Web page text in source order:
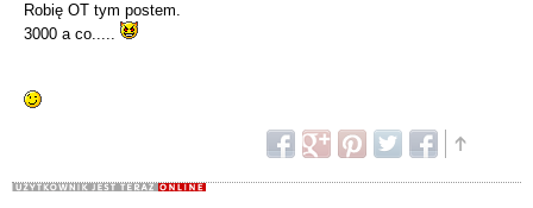
Robię OT tym postem.
3000 a co.....